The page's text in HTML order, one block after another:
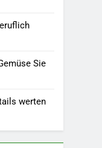
Sie
werten
neuen
von